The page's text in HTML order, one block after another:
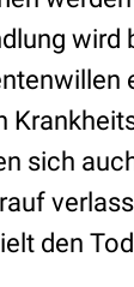
sich
den